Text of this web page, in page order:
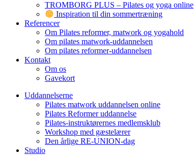
TROMBORG PLUS – Pilates og yoga online
Inspiration til din sommertræning
Referencer
Om Pilates reformer, matwork og yogahold
Om pilates matwork-uddannelsen
Om pilates reformer-uddannelsen
Kontakt
Om os
Gavekort
Uddannelserne
Pilates matwork uddannelsen online
Pilates Reformer uddannelse
Pilates-instruktørernes medlemsklub
Workshop med gæstelærer
Den årlige RE-UNION-dag
Studio